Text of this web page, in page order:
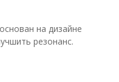
на дизайне
резонанс.